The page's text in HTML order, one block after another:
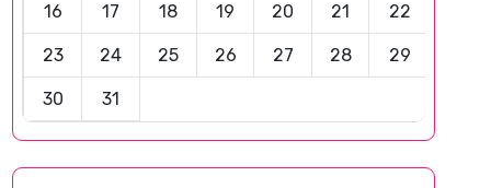
16 17 18 19 20 21 22
23 24 25 26 27 28 29
30 31